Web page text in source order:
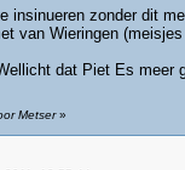
insinueren zonder dit
van Wieringen (meisjes
dat Piet Es meer
Metser»